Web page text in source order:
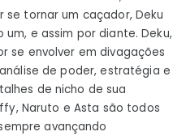
se tornar um caçador, Deku
e assim por diante. Deku,
se envolver em divagações
de poder, estratégia e
de nicho de sua
Naruto e Asta são todos
avançando